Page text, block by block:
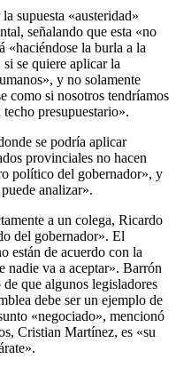
supuesta «austeridad»
señalando que esta «no
«haciéndose la burla a la
se quiere aplicar la
y no solamente
como si nosotros tendríamos
presupuestario».
se podría aplicar
provinciales no hacen
político del gobernador», y
analizar».
a un colega, Ricardo
del gobernador». El
están de acuerdo con la
nadie va a aceptar». Barrón
que algunos legisladores
debe ser un ejemplo de
«negociado», mencionó
Cristian Martínez, es «su